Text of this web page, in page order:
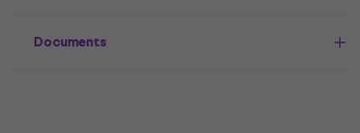
Documents